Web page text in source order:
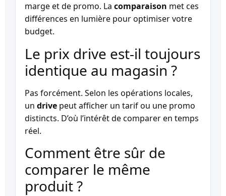
marge et de promo. La comparaison met ces
différences en lumière pour optimiser votre
budget.
Le prix drive est-il toujours
identique au magasin ?
Pas forcément. Selon les opérations locales,
un drive peut afficher un tarif ou une promo
distincts. D’où l’intérêt de comparer en temps
réel.
Comment être sûr de
comparer le même
produit ?